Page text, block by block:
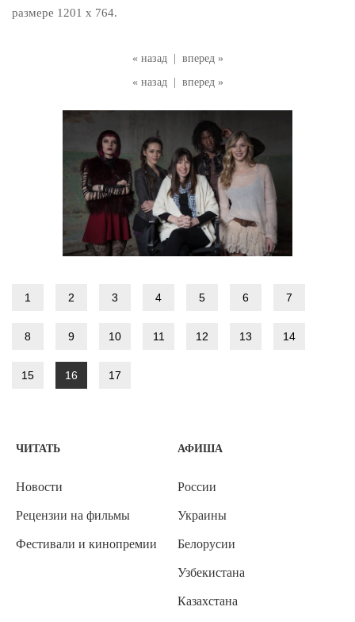
« назад
вперед »
« назад
вперед »
размере 1201 x 764.
1 2 3 4 5 6 7
8 9 10 11 12 13 14
15 16 17
ЧИТАТЬ
Новости
Рецензии на фильмы
Фестивали и кинопремии
АФИША
России
Украины
Белорусии
Узбекистана
Казахстана